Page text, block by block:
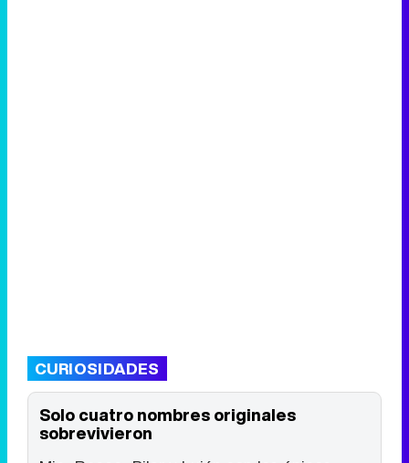
CURIOSIDADES
Solo cuatro nombres originales
sobrevivieron